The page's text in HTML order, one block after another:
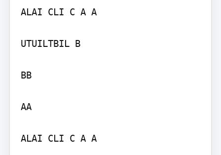
ALAI CLI C A A
UTUILTBIL B
BB
AA
ALAI CLI C A A